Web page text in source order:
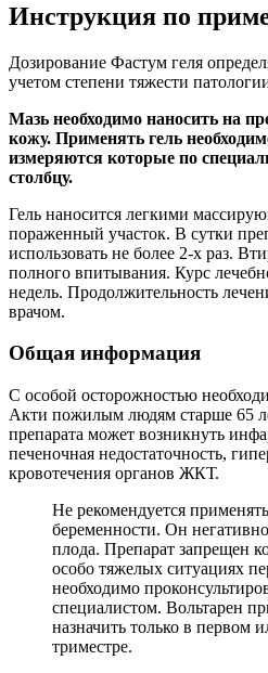
Инструкция по
Дозирование Фастум геля
учетом степени тяжести
Мазь необходимо наносить на
кожу. Применять гель
измеряются которые по
столбцу.
Гель наносится легкими
пораженный участок. В сутки
использовать не более 2-х раз.
полного впитывания. Курс
недель. Продолжительность
врачом.
Общая информация
С особой осторожностью
Акти пожилым людям старше 65
препарата может возникнуть
печеночная недостаточность,
кровотечения органов ЖКТ.
Не рекомендуется
беременности. Он
плода. Препарат запрещен
особо тяжелых ситуациях
необходимо
специалистом. Вольтарен
назначить только в первом
триместре.